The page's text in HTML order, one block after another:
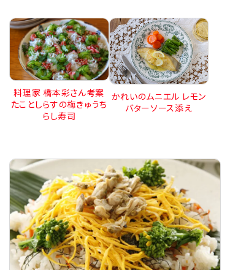
料理家 橋本彩さん考案
たことしらすの梅きゅうち
らし寿司
かれいのムニエル レモン
バターソース添え